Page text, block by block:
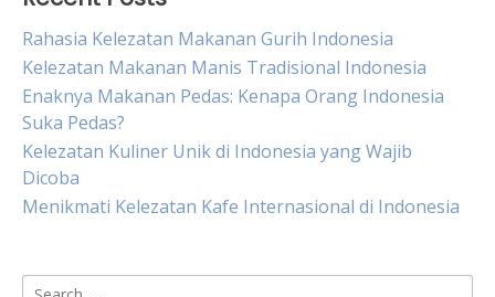
Rahasia Kelezatan Makanan Gurih Indonesia
Kelezatan Makanan Manis Tradisional Indonesia
Enaknya Makanan Pedas: Kenapa Orang Indonesia
Suka Pedas?
Kelezatan Kuliner Unik di Indonesia yang Wajib
Dicoba
Menikmati Kelezatan Kafe Internasional di Indonesia
Search